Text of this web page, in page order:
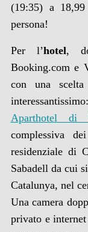
(19:35) a
persona!
Per l’hotel,
Booking.com e
con una
interessantissimo:
Aparthotel di
complessiva
residenziale di
Sabadell da cui
Catalunya, nel
Una camera
privato e